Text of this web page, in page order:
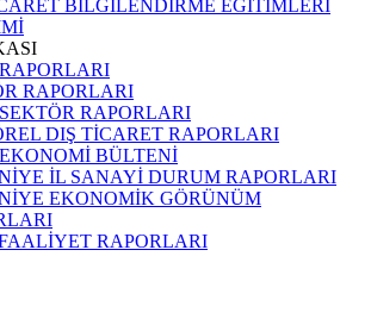
BİLGİLENDİRME EĞİTİMLERİ
RAPORLARI
RAPORLARI
DIŞ TİCARET RAPORLARI
BÜLTENİ
İL SANAYİ DURUM RAPORLARI
EKONOMİK GÖRÜNÜM
RAPORLARI